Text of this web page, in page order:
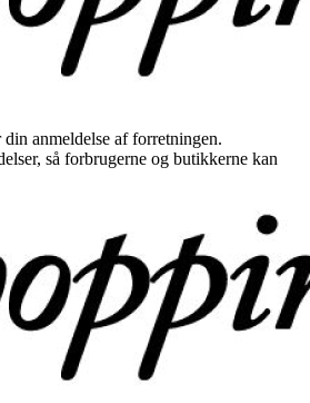
anmeldelse af forretningen.
så forbrugerne og butikkerne kan